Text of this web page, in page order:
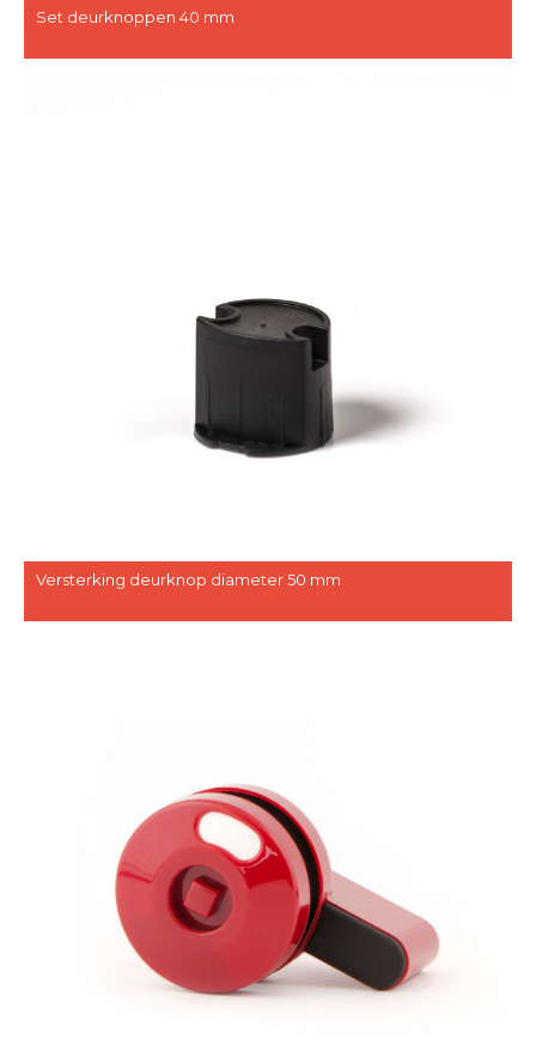
Set deurknoppen 40 mm
Versterking deurknop diameter 50 mm